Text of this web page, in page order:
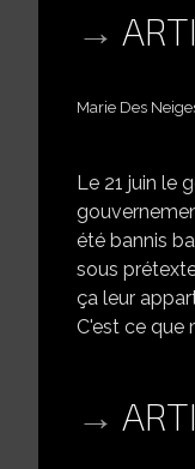
Marie Des
Le 21 juin le
été bannis
sous
ça leur
C'est ce que